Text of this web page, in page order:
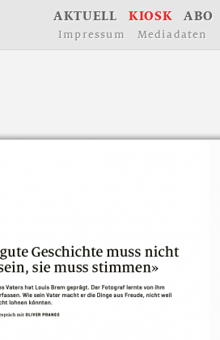
AKTUELL KIOSK ABO
I m p ressu m Med iad aten